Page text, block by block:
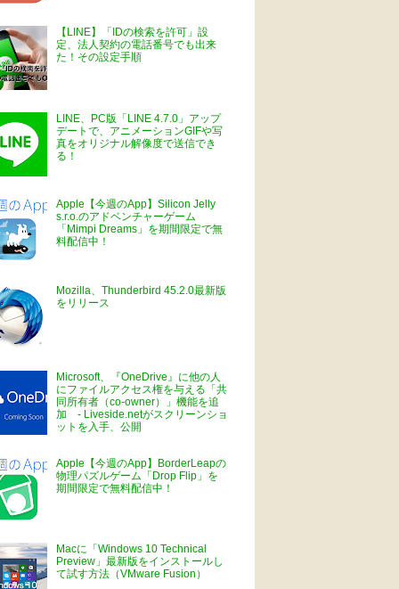
【LINE】「IDの検索を許可」設
定、法人契約の電話番号でも出来
た！その設定手順
LINE、PC版「LINE 4.7.0」アップ
デートで、アニメーションGIFや写
真をオリジナル解像度で送信でき
る！
Apple【今週のApp】Silicon Jelly
s.r.o.のアドベンチャーゲーム
「Mimpi Dreams」を期間限定で無
料配信中！
Mozilla、Thunderbird 45.2.0最新版
をリリース
Microsoft、『OneDrive』に他の人
にファイルアクセス権を与える「共
同所有者（co-owner）」機能を追
加 - Liveside.netがスクリーンショ
ットを入手、公開
Apple【今週のApp】BorderLeapの
物理パズルゲーム「Drop Flip」を
期間限定で無料配信中！
Macに「Windows 10 Technical
Preview」最新版をインストールし
て試す方法（VMware Fusion）